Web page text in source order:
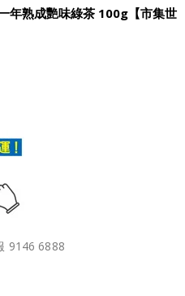
年熟成艷味綠茶 100g【市集世
9146 6888